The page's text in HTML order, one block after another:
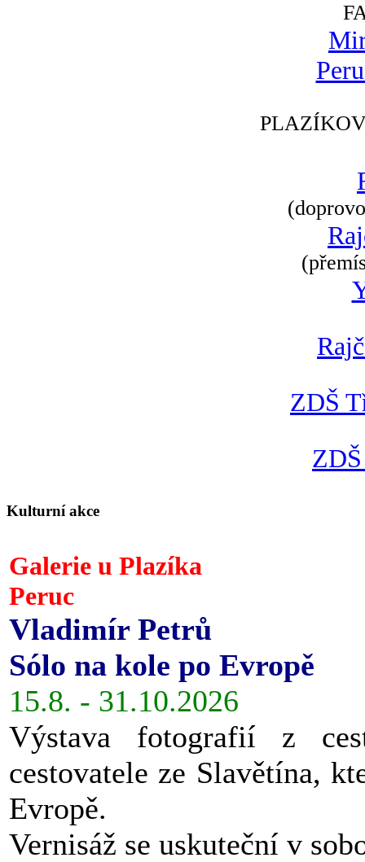
ZDŠ
Kulturní akce
Galerie u Plazíka
Peruc
Vladimír Petrů
Sólo na kole po Evropě
15.8. - 31.10.2026
Výstava fotografií z
cestovatele ze Slavětína,
Evropě.
Vernisáž se uskuteční v